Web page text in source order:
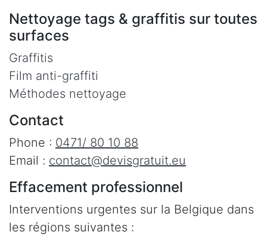
Nettoyage tags & graffitis sur toutes
surfaces
Graffitis
Film anti-graffiti
Méthodes nettoyage
Contact
Phone : 0471/ 80 10 88
Email : contact@devisgratuit.eu
Effacement professionnel
Interventions urgentes sur la Belgique dans
les régions suivantes :